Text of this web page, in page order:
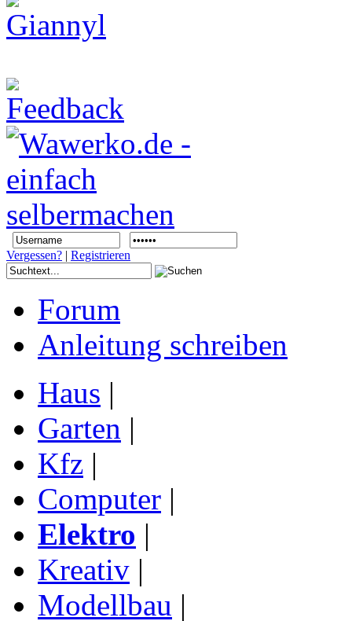
Vergessen? | Registrieren
Forum
Anleitung schreiben
Haus |
Garten |
Kfz |
Computer |
Elektro |
Kreativ |
Modellbau |